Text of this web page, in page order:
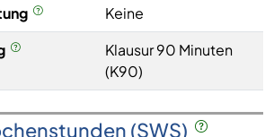
Keine
Klausur 90 Minuten
(K90)
(SWS)